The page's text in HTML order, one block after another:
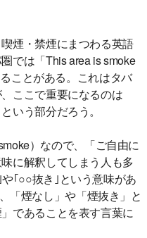
煙・禁煙にまつわる英語
では「This area is smoke
ことがある。これはタバ
ここで重要になるのは
いう部分だろう。
）なので、「ご自由に
に解釈してしまう人も多
｢○○抜き｣という意味があ
「煙なし」や「煙抜き」と
であることを表す言葉に